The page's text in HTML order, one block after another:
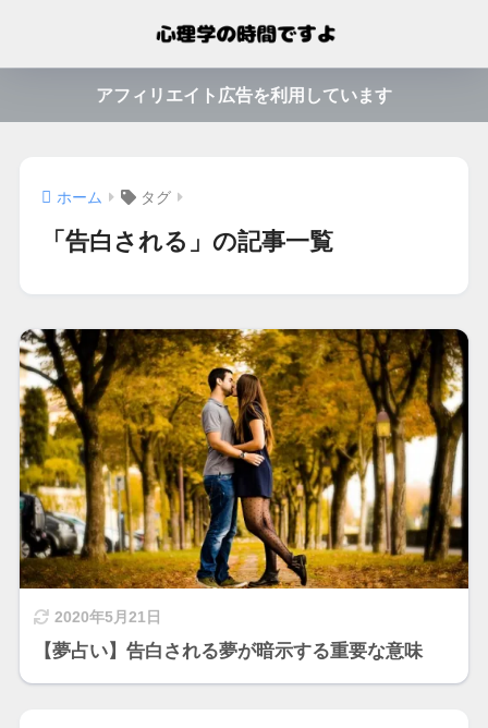
アフィリエイト広告を利用しています
ホーム タグ
「告白される」の記事一覧
2020年5月21日
【夢占い】告白される夢が暗示する重要な意味